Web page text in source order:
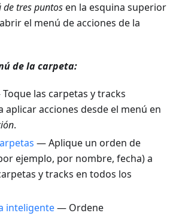
de tres puntosen la esquina superior
el menú de acciones de la
de la carpeta:
las carpetas y tracks
aplicar acciones desde el menú en
.
— Aplique un orden de
ejemplo, por nombre, fecha) a
y tracks en todos los
inteligente— Ordene